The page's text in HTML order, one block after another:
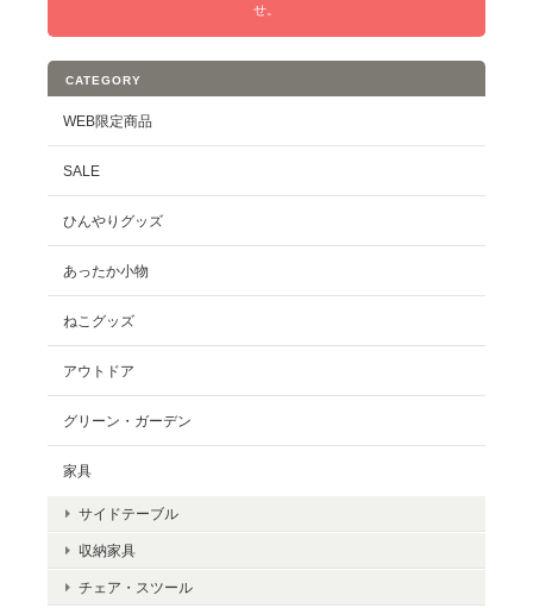
せ。
CATEGORY
WEB限定商品
SALE
ひんやりグッズ
あったか小物
ねこグッズ
アウトドア
グリーン・ガーデン
家具
サイドテーブル
収納家具
チェア・スツール